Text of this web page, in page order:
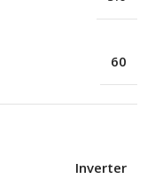
60
Inverter